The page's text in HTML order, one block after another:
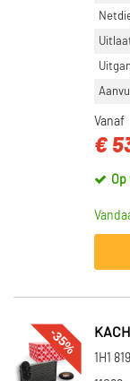
Vanaf
€
Op
-35%
1H1